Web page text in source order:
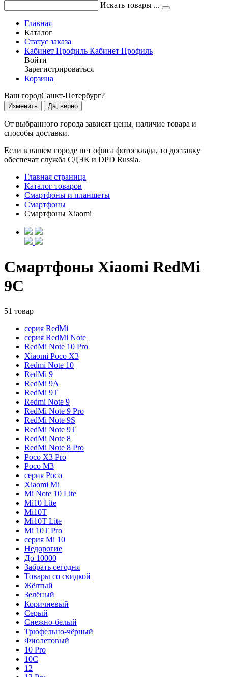
Искать товары ...
Главная
Каталог
Статус заказа
Кабинет Профиль Кабинет Профиль
Войти
Зарегистрироваться
Корзина
Ваш городСанкт-Петербург?
Изменить Да, верно
От выбранного города зависят цены, наличие товара и
способы доставки.
Если в вашем городе нет офиса фотосклада, то доставку
обеспечат служба СДЭК и DPD Russia.
Главная страница
Каталог товаров
Смартфоны и планшеты
Смартфоны
Смартфоны Xiaomi
Смартфоны Xiaomi RedMi
9C
51 товар
серия RedMi
серия RedMi Note
RedMi Note 10 Pro
Xiaomi Poco X3
Redmi Note 10
RedMi 9
RedMi 9A
RedMi 9T
Redmi Note 9
RedMi Note 9 Pro
RedMi Note 9S
RedMi Note 9T
RedMi Note 8
RedMi Note 8 Pro
Poco X3 Pro
Poco M3
серия Poco
Xiaomi Mi
Mi Note 10 Lite
Mi10 Lite
Mi10T
Mi10T Lite
Mi 10T Pro
серия Mi 10
Недорогие
До 10000
Забрать сегодня
Товары со скидкой
Жёлтый
Зелёный
Коричневый
Серый
Снежно-белый
Трюфельно-чёрный
Фиолетовый
10 Pro
10C
12